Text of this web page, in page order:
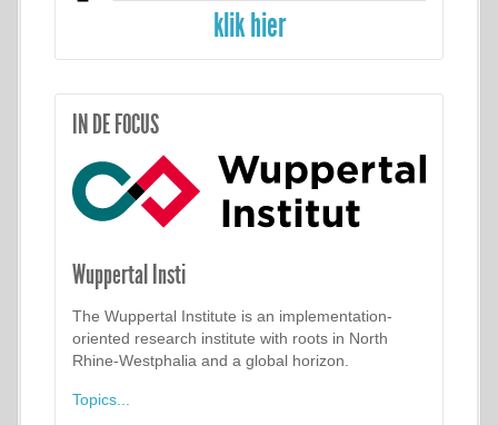
klik hier
IN DE FOCUS
Wuppertal Insti
The Wuppertal Institute is an implementation-
oriented research institute with roots in North
Rhine-Westphalia and a global horizon.
Topics...